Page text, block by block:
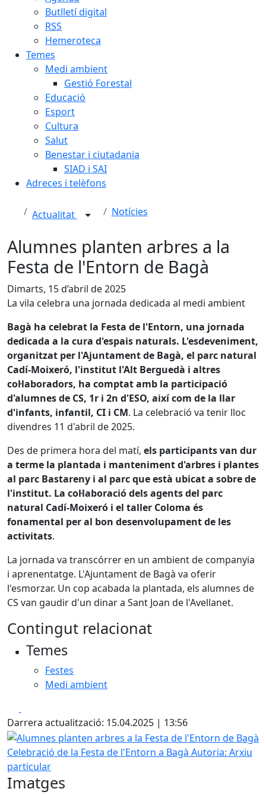
Butlletí digital
RSS
Hemeroteca
Temes
Medi ambient
Gestió Forestal
Educació
Esport
Cultura
Salut
Benestar i ciutadania
SIAD i SAI
Adreces i telèfons
Actualitat Notícies
Alumnes planten arbres a la
Festa de l'Entorn de Bagà
Dimarts, 15 d’abril de 2025
La vila celebra una jornada dedicada al medi ambient
Bagà ha celebrat la Festa de l'Entorn, una jornada
dedicada a la cura d'espais naturals. L'esdeveniment,
organitzat per l'Ajuntament de Bagà, el parc natural
Cadí-Moixeró, l'institut l'Alt Berguedà i altres
col·laboradors, ha comptat amb la participació
d'alumnes de CS, 1r i 2n d'ESO, així com de la llar
d'infants, infantil, CI i CM. La celebració va tenir lloc
divendres 11 d'abril de 2025.
Des de primera hora del matí, els participants van dur
a terme la plantada i manteniment d'arbres i plantes
al parc Bastareny i al parc que està ubicat a sobre de
l'institut. La col·laboració dels agents del parc
natural Cadí-Moixeró i el taller Coloma és
fonamental per al bon desenvolupament de les
activitats.
La jornada va transcórrer en un ambient de companyia
i aprenentatge. L'Ajuntament de Bagà va oferir
l'esmorzar. Un cop acabada la plantada, els alumnes de
CS van gaudir d'un dinar a Sant Joan de l'Avellanet.
Contingut relacionat
Temes
Festes
Medi ambient
Darrera actualització: 15.04.2025 | 13:56
Alumnes planten arbres a la Festa de l'Entorn de Bagà
Celebració de la Festa de l'Entorn a Bagà Autoria: Arxiu
particular
Imatges